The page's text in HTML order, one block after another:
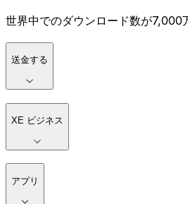
世界中でのダウンロード数が7,000
送金する
XE ビジネス
アプリ